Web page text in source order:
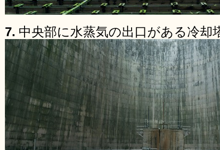
7. 中央部に水蒸気の出口がある冷却